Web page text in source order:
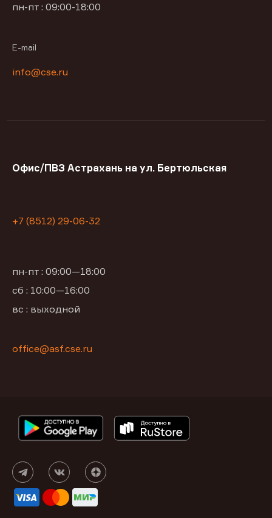
пн-пт : 09:00-18:00
E-mail
info@cse.ru
Офис/ПВЗ Астрахань на ул. Бертюльская
+7 (8512) 29-06-32
пн-пт : 09:00—18:00
сб : 10:00—16:00
вс : выходной
office@asf.cse.ru